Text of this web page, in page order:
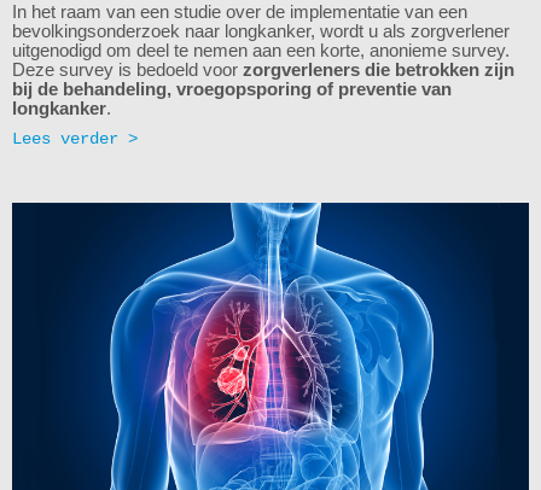
In het raam van een studie over de implementatie van een
bevolkingsonderzoek naar longkanker, wordt u als zorgverlener
uitgenodigd om deel te nemen aan een korte, anonieme survey.
Deze survey is bedoeld voor zorgverleners die betrokken zijn
bij de behandeling, vroegopsporing of preventie van
longkanker.
Lees verder >